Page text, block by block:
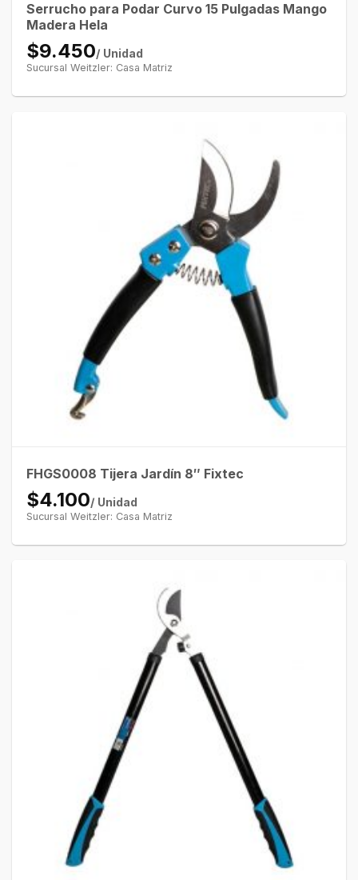
Serrucho para Podar Curvo 15 Pulgadas Mango
Madera Hela
$9.450/ Unidad
Sucursal Weitzler: Casa Matriz
FHGS0008 Tijera Jardín 8″ Fixtec
$4.100/ Unidad
Sucursal Weitzler: Casa Matriz